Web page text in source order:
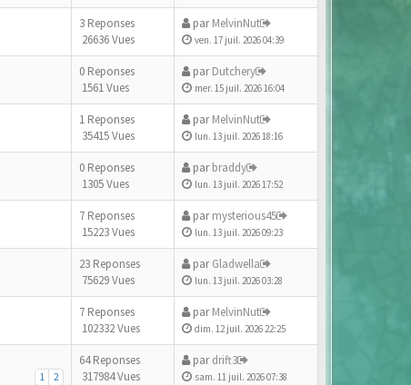
3 Reponses
26636 Vues
parMelvinNut
ven. 17 juil. 2026 04:39
0 Reponses
1561 Vues
parDutchery
mer. 15 juil. 2026 16:04
1 Reponses
35415 Vues
parMelvinNut
lun. 13 juil. 2026 18:16
0 Reponses
1305 Vues
parbraddy
lun. 13 juil. 2026 17:52
7 Reponses
15223 Vues
parmysterious45
lun. 13 juil. 2026 09:23
23 Reponses
75629 Vues
parGladwella
lun. 13 juil. 2026 03:28
7 Reponses
102332 Vues
parMelvinNut
dim. 12 juil. 2026 22:25
1 2
64 Reponses
317984 Vues
pardrift3
sam. 11 juil. 2026 07:38